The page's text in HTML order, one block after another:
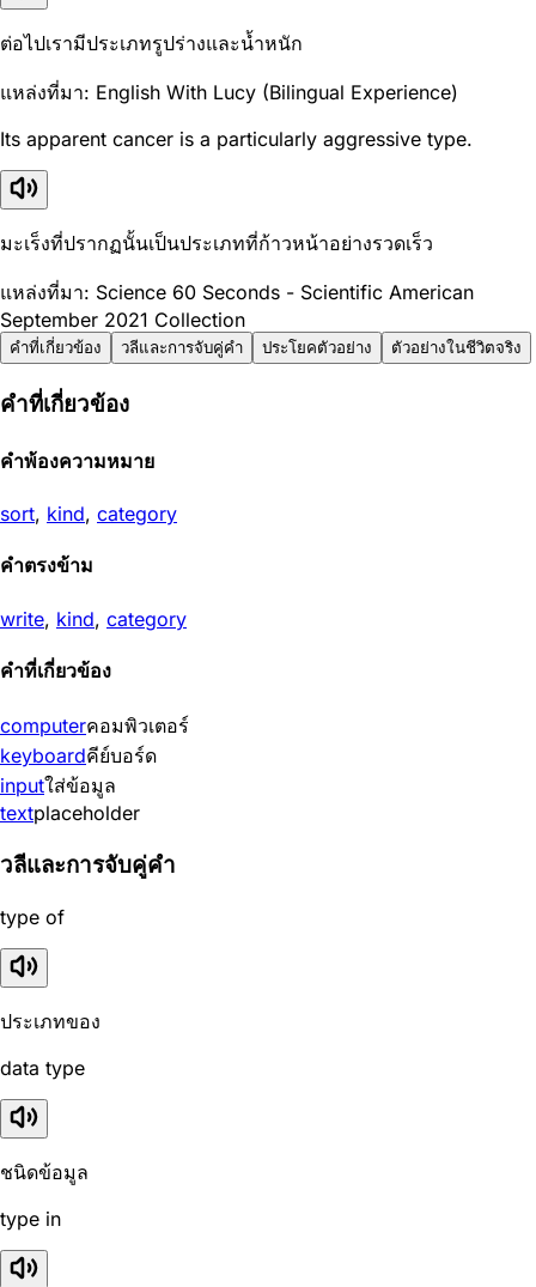
ต่อไปเรามีประเภทรูปร่างและน้ำหนัก
แหล่งที่มา: English With Lucy (Bilingual Experience)
Its apparent cancer is a particularly aggressive type.
มะเร็งที่ปรากฏนั้นเป็นประเภทที่ก้าวหน้าอย่างรวดเร็ว
แหล่งที่มา: Science 60 Seconds - Scientific American
September 2021 Collection
คำที่เกี่ยวข้อง วลีและการจับคู่คำ ประโยคตัวอย่าง ตัวอย่างในชีวิตจริง
คำที่เกี่ยวข้อง
คำพ้องความหมาย
sort, kind, category
คำตรงข้าม
write, kind, category
คำที่เกี่ยวข้อง
computerคอมพิวเตอร์
keyboardคีย์บอร์ด
inputใส่ข้อมูล
textplaceholder
วลีและการจับคู่คำ
type of
ประเภทของ
data type
ชนิดข้อมูล
type in